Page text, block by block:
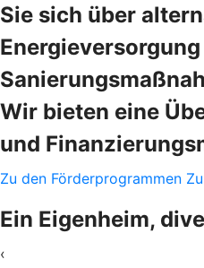
Sie sich über
Wir bieten eine
und
Zu den Förderprogrammen
Ein Eigenheim,
‹